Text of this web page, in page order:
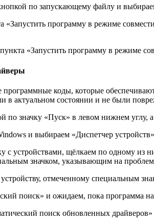
по запускающему файлу и
«Запустить программу в режиме
«Запустить программу в режиме
коды, которые
в актуальном состоянии и не были
по значку «Пуск» в левом нижнем
и выбираем «Диспетчер устройств»
с устройствами, щёлкаем по одному из
значком, указывающим на
отмеченному специальным
поиск» и ожидаем, пока программа
поиск обновленных драйверов»